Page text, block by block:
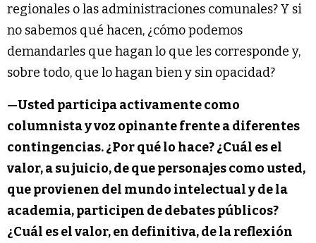
regionales o las administraciones comunales? Y si
no sabemos qué hacen, ¿cómo podemos
demandarles que hagan lo que les corresponde y,
sobre todo, que lo hagan bien y sin opacidad?
—Usted participa activamente como
columnista y voz opinante frente a diferentes
contingencias. ¿Por qué lo hace? ¿Cuál es el
valor, a su juicio, de que personajes como usted,
que provienen del mundo intelectual y de la
academia, participen de debates públicos?
¿Cuál es el valor, en definitiva, de la reflexión